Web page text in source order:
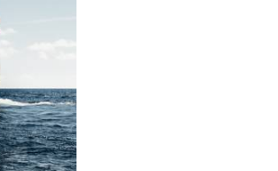
👋🏼